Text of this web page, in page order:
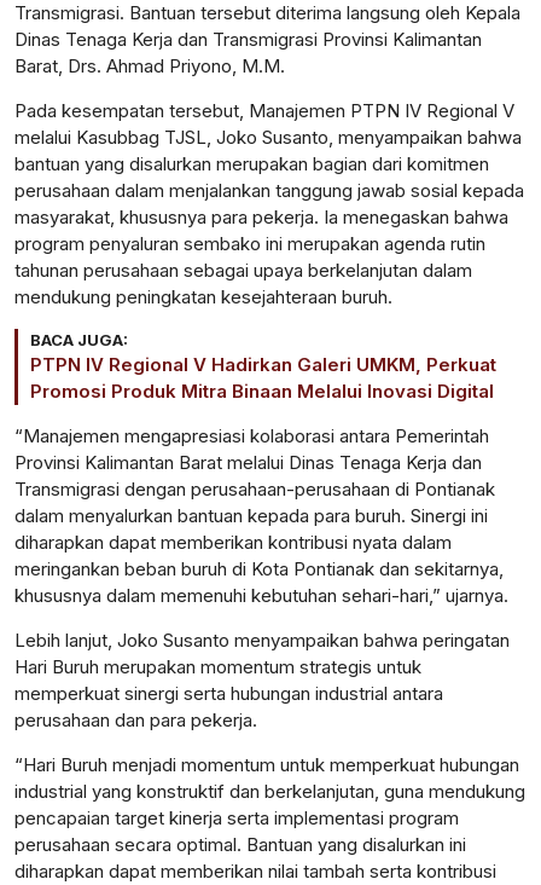
Transmigrasi. Bantuan tersebut diterima langsung oleh Kepala
Dinas Tenaga Kerja dan Transmigrasi Provinsi Kalimantan
Barat, Drs. Ahmad Priyono, M.M.
Pada kesempatan tersebut, Manajemen PTPN IV Regional V
melalui Kasubbag TJSL, Joko Susanto, menyampaikan bahwa
bantuan yang disalurkan merupakan bagian dari komitmen
perusahaan dalam menjalankan tanggung jawab sosial kepada
masyarakat, khususnya para pekerja. Ia menegaskan bahwa
program penyaluran sembako ini merupakan agenda rutin
tahunan perusahaan sebagai upaya berkelanjutan dalam
mendukung peningkatan kesejahteraan buruh.
BACA JUGA:
PTPN IV Regional V Hadirkan Galeri UMKM, Perkuat
Promosi Produk Mitra Binaan Melalui Inovasi Digital
“Manajemen mengapresiasi kolaborasi antara Pemerintah
Provinsi Kalimantan Barat melalui Dinas Tenaga Kerja dan
Transmigrasi dengan perusahaan-perusahaan di Pontianak
dalam menyalurkan bantuan kepada para buruh. Sinergi ini
diharapkan dapat memberikan kontribusi nyata dalam
meringankan beban buruh di Kota Pontianak dan sekitarnya,
khususnya dalam memenuhi kebutuhan sehari-hari,” ujarnya.
Lebih lanjut, Joko Susanto menyampaikan bahwa peringatan
Hari Buruh merupakan momentum strategis untuk
memperkuat sinergi serta hubungan industrial antara
perusahaan dan para pekerja.
“Hari Buruh menjadi momentum untuk memperkuat hubungan
industrial yang konstruktif dan berkelanjutan, guna mendukung
pencapaian target kinerja serta implementasi program
perusahaan secara optimal. Bantuan yang disalurkan ini
diharapkan dapat memberikan nilai tambah serta kontribusi